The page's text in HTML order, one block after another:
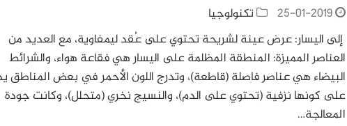
25-01-2019
تكنولوجيا
إلى اليسار: عرض عينة لشريحة تحتوي على عُقد ليمفاوية، مع العديد من
العناصر المميزة: المنطقة المظلمة على اليسار هي فقاعة هواء، والشرائط
البيضاء هي عناصر فاصلة (قاطعة)، وتدرج اللون الأحمر في بعض المناطق
على كونها نزفية (تحتوي على الدم)، والنسيج نخري (متحلل)، وكانت جودة
المعالجة…